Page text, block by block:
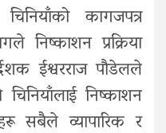
कागजपत्र
निष्काशन प्रक्रिया
ईश्वरराज पौडेलले
निष्काशन
सबैले व्यापारिक र